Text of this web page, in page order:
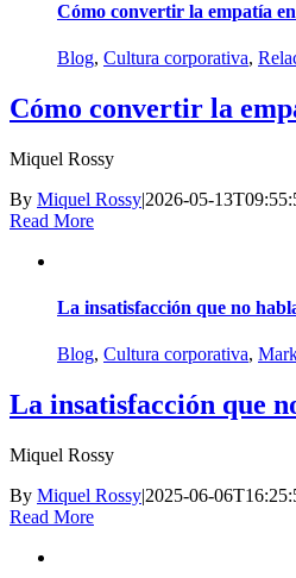
Cómo convertir la empatía
Blog, Cultura corporativa,
Cómo convertir la
Miquel Rossy
By Miquel Rossy|2026-05-
Read More
La insatisfacción que no
Blog, Cultura corporativa,
La insatisfacción que
Miquel Rossy
By Miquel Rossy|2025-06-
Read More